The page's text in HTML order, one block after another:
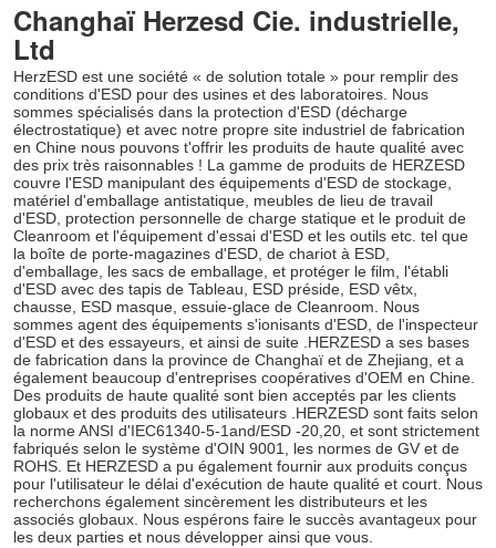
Changhaï Herzesd Cie. industrielle,
Ltd
HerzESD est une société « de solution totale » pour remplir des
conditions d'ESD pour des usines et des laboratoires. Nous
sommes spécialisés dans la protection d'ESD (décharge
électrostatique) et avec notre propre site industriel de fabrication
en Chine nous pouvons t'offrir les produits de haute qualité avec
des prix très raisonnables ! La gamme de produits de HERZESD
couvre l'ESD manipulant des équipements d'ESD de stockage,
matériel d'emballage antistatique, meubles de lieu de travail
d'ESD, protection personnelle de charge statique et le produit de
Cleanroom et l'équipement d'essai d'ESD et les outils etc. tel que
la boîte de porte-magazines d'ESD, de chariot à ESD,
d'emballage, les sacs de emballage, et protéger le film, l'établi
d'ESD avec des tapis de Tableau, ESD préside, ESD vêtx,
chausse, ESD masque, essuie-glace de Cleanroom. Nous
sommes agent des équipements s'ionisants d'ESD, de l'inspecteur
d'ESD et des essayeurs, et ainsi de suite .HERZESD a ses bases
de fabrication dans la province de Changhaï et de Zhejiang, et a
également beaucoup d'entreprises coopératives d'OEM en Chine.
Des produits de haute qualité sont bien acceptés par les clients
globaux et des produits des utilisateurs .HERZESD sont faits selon
la norme ANSI d'IEC61340-5-1and/ESD -20,20, et sont strictement
fabriqués selon le système d'OIN 9001, les normes de GV et de
ROHS. Et HERZESD a pu également fournir aux produits conçus
pour l'utilisateur le délai d'exécution de haute qualité et court. Nous
recherchons également sincèrement les distributeurs et les
associés globaux. Nous espérons faire le succès avantageux pour
les deux parties et nous développer ainsi que vous.